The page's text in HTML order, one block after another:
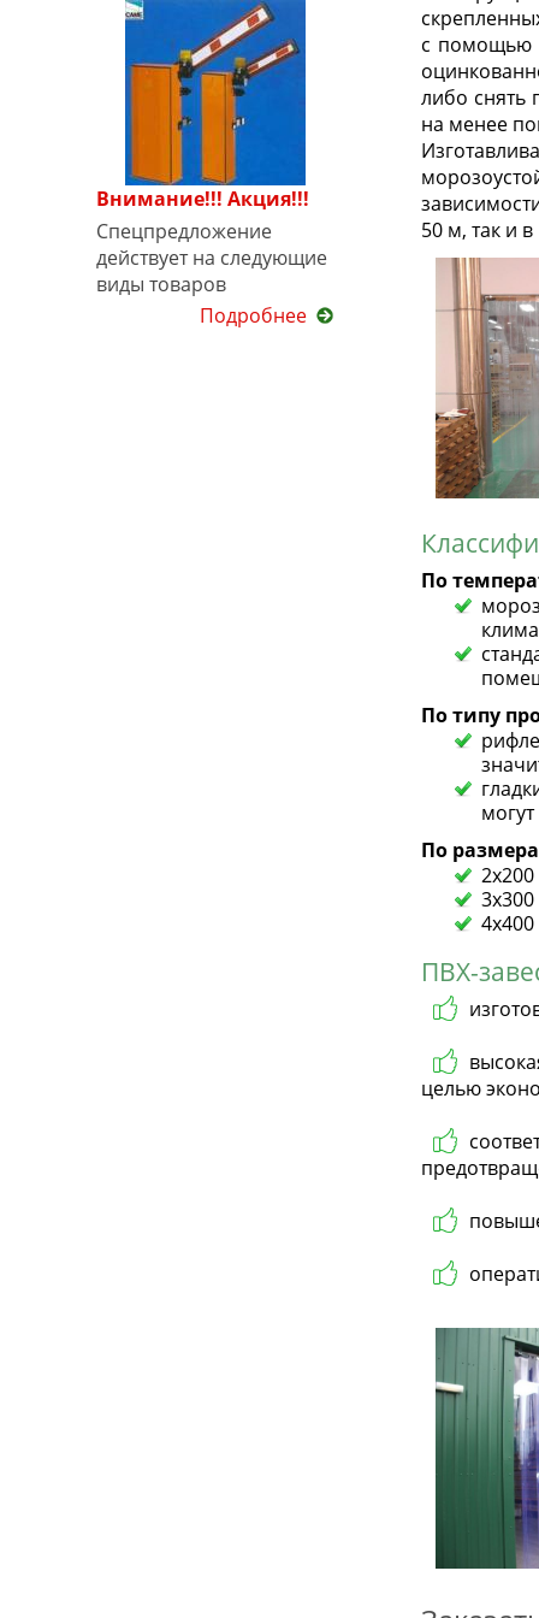
Внимание!!! Акция!!!
Спецпредложение
действует на следующие
виды товаров
Подробнее
с помощью
либо снять
на менее
50 м, так и
По
По типу
По
ПВХ-
целью